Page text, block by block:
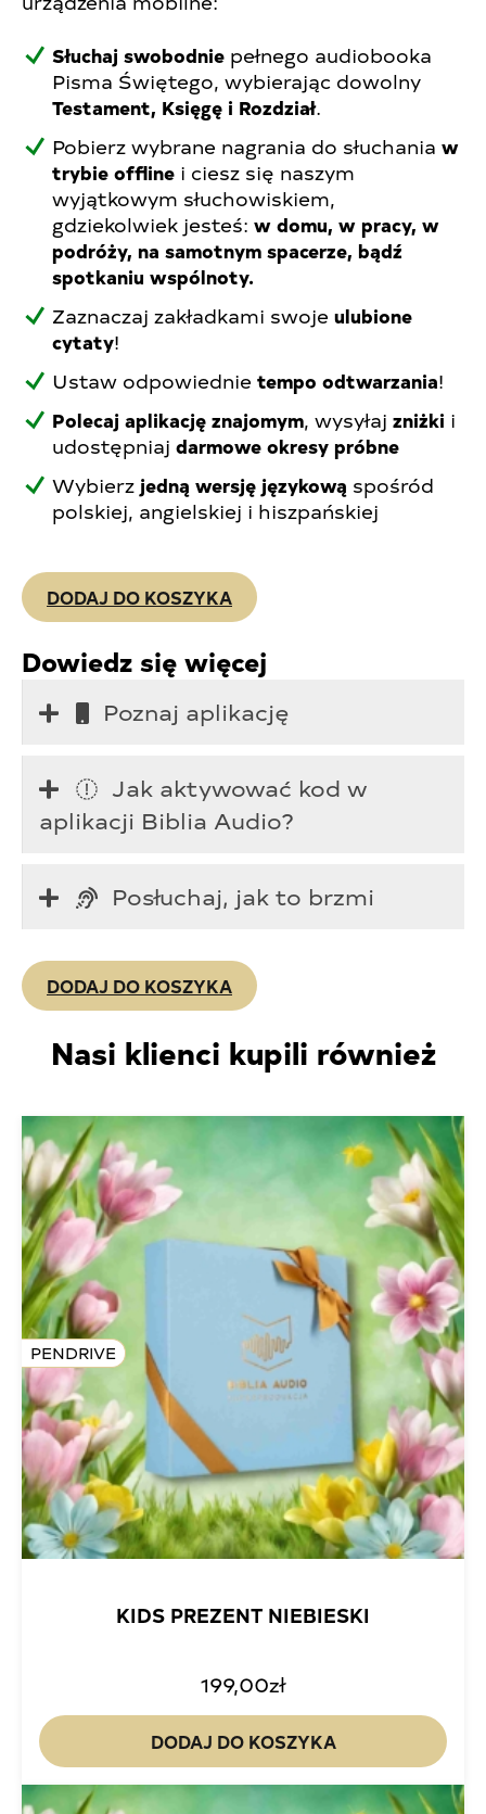
Słuchaj swobodnie pełnego audiobooka
Pisma Świętego, wybierając dowolny
Testament, Księgę i Rozdział.
Pobierz wybrane nagrania do słuchania w
trybie offline i ciesz się naszym
wyjątkowym słuchowiskiem,
gdziekolwiek jesteś: w domu, w pracy, w
podróży, na samotnym spacerze, bądź
spotkaniu wspólnoty.
Zaznaczaj zakładkami swoje ulubione
cytaty!
Ustaw odpowiednie tempo odtwarzania!
Polecaj aplikację znajomym, wysyłaj zniżki i
udostępniaj darmowe okresy próbne
Wybierz jedną wersję językową spośród
polskiej, angielskiej i hiszpańskiej
DODAJ DO KOSZYKA
Dowiedz się więcej
Poznaj aplikację
Jak aktywować kod w
aplikacji Biblia Audio?
Posłuchaj, jak to brzmi
DODAJ DO KOSZYKA
Nasi klienci kupili również
PENDRIVE
KIDS PREZENT NIEBIESKI
zł
199,00
DODAJ DO KOSZYKA